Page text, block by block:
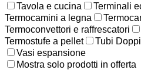
Tavola e cucina
Terminali
Termocamini a legna
Termoconvettori e raffrescatori
Termostufe a pellet
Tubi
Vasi espansione
Mostra solo prodotti in offerta